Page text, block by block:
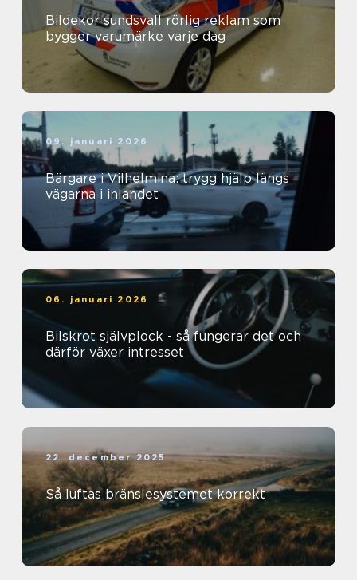
Bildekor sundsvall rörlig reklam som
bygger varumärke varje dag
09. januari 2026
Bärgare i Vilhelmina: trygg hjälp längs
vägarna i inlandet
06. januari 2026
Bilskrot självplock - så fungerar det och
därför växer intresset
22. december 2025
Så luftas bränslesystemet korrekt